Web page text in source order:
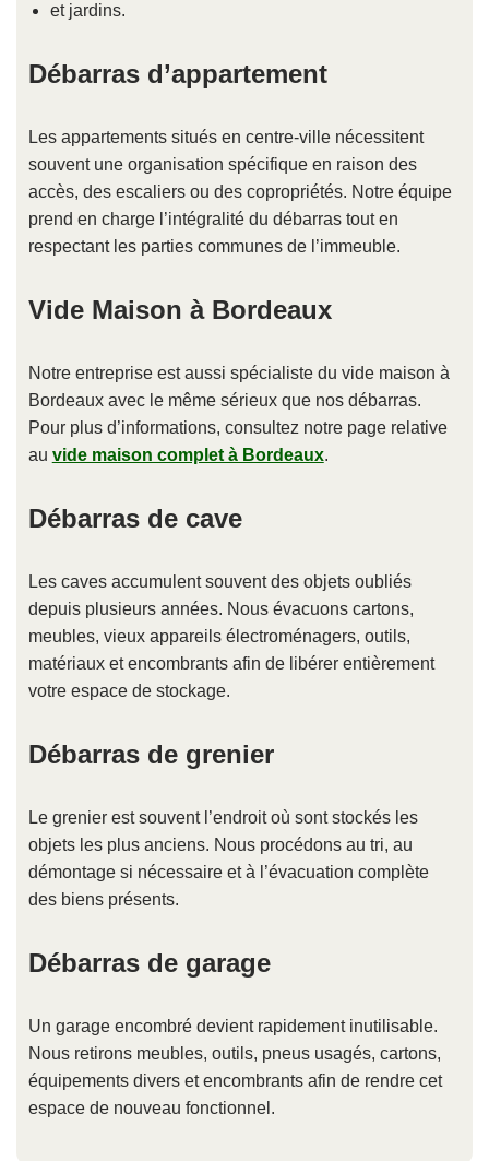
et jardins.
Débarras d’appartement
Les appartements situés en centre-ville nécessitent
souvent une organisation spécifique en raison des
accès, des escaliers ou des copropriétés. Notre équipe
prend en charge l’intégralité du débarras tout en
respectant les parties communes de l’immeuble.
Vide Maison à Bordeaux
Notre entreprise est aussi spécialiste du vide maison à
Bordeaux avec le même sérieux que nos débarras.
Pour plus d’informations, consultez notre page relative
au vide maison complet à Bordeaux.
Débarras de cave
Les caves accumulent souvent des objets oubliés
depuis plusieurs années. Nous évacuons cartons,
meubles, vieux appareils électroménagers, outils,
matériaux et encombrants afin de libérer entièrement
votre espace de stockage.
Débarras de grenier
Le grenier est souvent l’endroit où sont stockés les
objets les plus anciens. Nous procédons au tri, au
démontage si nécessaire et à l’évacuation complète
des biens présents.
Débarras de garage
Un garage encombré devient rapidement inutilisable.
Nous retirons meubles, outils, pneus usagés, cartons,
équipements divers et encombrants afin de rendre cet
espace de nouveau fonctionnel.